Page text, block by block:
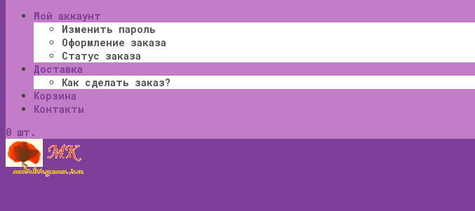
Мой аккаунт
Изменить пароль
Оформление заказа
Статус заказа
Доставка
Как сделать заказ?
Корзина
Контакты
0 шт.